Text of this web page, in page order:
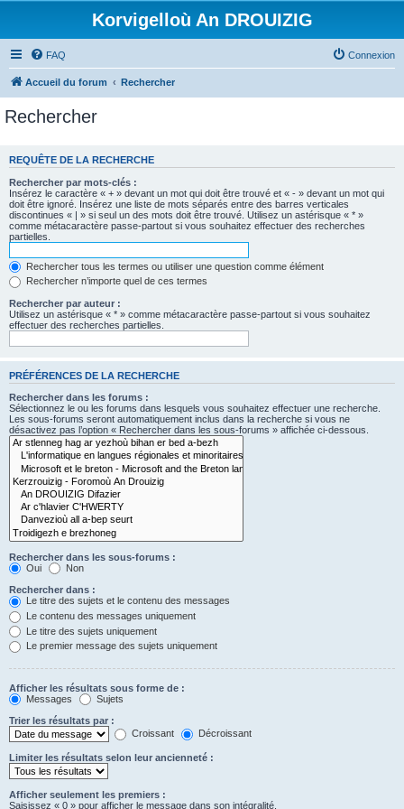
Korvigelloù An DROUIZIG
FAQ Connexion
Accueil du forum Rechercher
Rechercher
REQUÊTE DE LA RECHERCHE
Rechercher par mots-clés :
Insérez le caractère « + » devant un mot qui doit être trouvé et « - » devant un mot qui
doit être ignoré. Insérez une liste de mots séparés entre des barres verticales
discontinues « | » si seul un des mots doit être trouvé. Utilisez un astérisque « * »
comme métacaractère passe-partout si vous souhaitez effectuer des recherches
partielles.
Rechercher tous les termes ou utiliser une question comme élément
Rechercher n’importe quel de ces termes
Rechercher par auteur :
Utilisez un astérisque « * » comme métacaractère passe-partout si vous souhaitez
effectuer des recherches partielles.
PRÉFÉRENCES DE LA RECHERCHE
Rechercher dans les forums :
Sélectionnez le ou les forums dans lesquels vous souhaitez effectuer une recherche.
Les sous-forums seront automatiquement inclus dans la recherche si vous ne
désactivez pas l’option « Rechercher dans les sous-forums » affichée ci-dessous.
Rechercher dans les sous-forums :
Oui
Non
Rechercher dans :
Le titre des sujets et le contenu des messages
Le contenu des messages uniquement
Le titre des sujets uniquement
Le premier message des sujets uniquement
Afficher les résultats sous forme de :
Messages
Sujets
Trier les résultats par :
Croissant
Décroissant
Limiter les résultats selon leur ancienneté :
Afficher seulement les premiers :
Saisissez « 0 » pour afficher le message dans son intégralité.